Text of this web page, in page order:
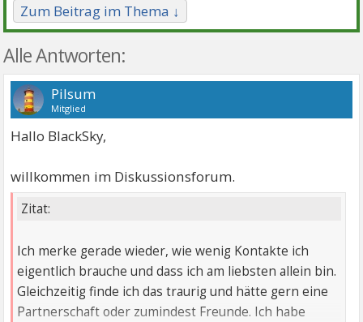
Zum Beitrag im Thema ↓
Alle Antworten:
Pilsum
Mitglied
Hallo BlackSky,
willkommen im Diskussionsforum.
Zitat:
Ich merke gerade wieder, wie wenig Kontakte ich
eigentlich brauche und dass ich am liebsten allein bin.
Gleichzeitig finde ich das traurig und hätte gern eine
Partnerschaft oder zumindest Freunde. Ich habe